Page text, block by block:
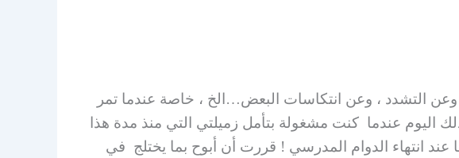
التشدد ، وعن انتكاسات البعض…الخ ، خاصة عندما تمر
عندما كنت مشغولة بتأمل زميلتي التي منذ مدة هذا
عند انتهاء الدوام المدرسي ! قررت أن أبوح بما يختلج في